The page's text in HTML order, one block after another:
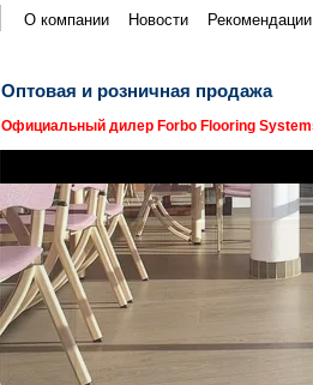
Оптовая и розничная продажа
Официальный дилер Forbo Flooring
О компании Новости